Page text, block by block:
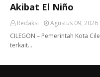
Akibat El Niño
Redaksi
Agustus 09, 2026
CILEGON – Pemerintah Kota
terkait…